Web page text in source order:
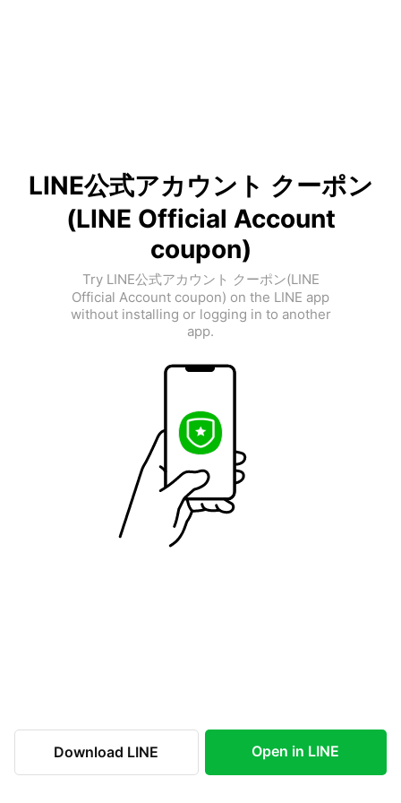
LINE公式アカウント クーポン
(LINE Official Account
coupon)
Try LINE公式アカウント クーポン(LINE
Official Account coupon) on the LINE app
without installing or logging in to another
app.
Download LINE Open in LINE